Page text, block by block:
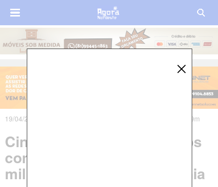
19/04/2025 às 14h24m - Atualizado em 20/04/2025 às 07h59m
Cinco homens morrem após
confronto com policiais
militares no interior da Bahia